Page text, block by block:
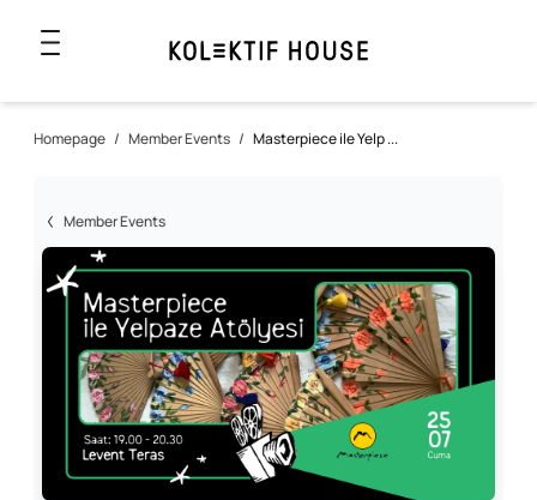
Homepage / Member Events / Masterpiece ile Yelp ...
Member Events